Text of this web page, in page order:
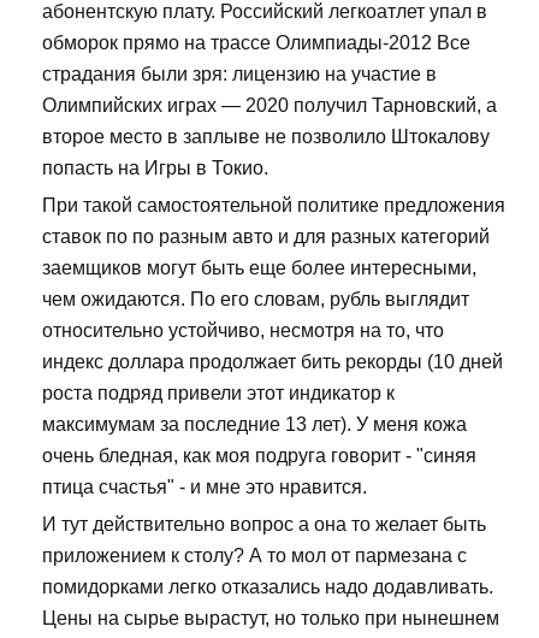
абонентскую плату. Российский легкоатлет упал в
обморок прямо на трассе Олимпиады-2012 Все
страдания были зря: лицензию на участие в
Олимпийских играх — 2020 получил Тарновский, а
второе место в заплыве не позволило Штокалову
попасть на Игры в Токио.
При такой самостоятельной политике предложения
ставок по по разным авто и для разных категорий
заемщиков могут быть еще более интересными,
чем ожидаются. По его словам, рубль выглядит
относительно устойчиво, несмотря на то, что
индекс доллара продолжает бить рекорды (10 дней
роста подряд привели этот индикатор к
максимумам за последние 13 лет). У меня кожа
очень бледная, как моя подруга говорит - "синяя
птица счастья" - и мне это нравится.
И тут действительно вопрос а она то желает быть
приложением к столу? А то мол от пармезана с
помидорками легко отказались надо додавливать.
Цены на сырье вырастут, но только при нынешнем